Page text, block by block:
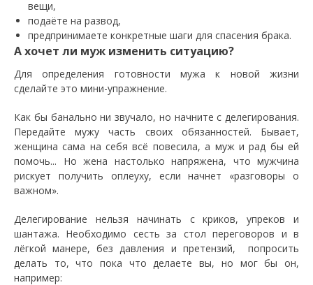
вещи,
подаёте на развод,
предпринимаете конкретные шаги для спасения брака.
А хочет ли муж изменить ситуацию?
Для определения готовности мужа к новой жизни
сделайте это мини-упражнение.
Как бы банально ни звучало, но начните с делегирования.
Передайте мужу часть своих обязанностей. Бывает,
женщина сама на себя всё повесила, а муж и рад бы ей
помочь... Но жена настолько напряжена, что мужчина
рискует получить оплеуху, если начнет «разговоры о
важном».
Делегирование нельзя начинать с криков, упреков и
шантажа. Необходимо сесть за стол переговоров и в
лёгкой манере, без давления и претензий, попросить
делать то, что пока что делаете вы, но мог бы он,
например: